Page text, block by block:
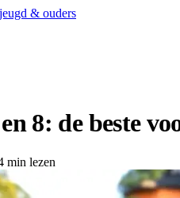
& ouders
8: de beste
min lezen